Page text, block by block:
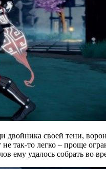
двойника своей тени,
так-то легко – проще
ему удалось собрать во